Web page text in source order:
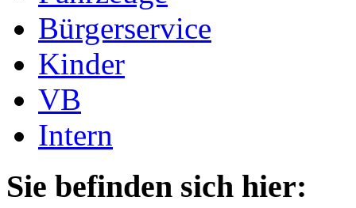
Bürgerservice
Kinder
VB
Intern
Sie befinden sich hier: